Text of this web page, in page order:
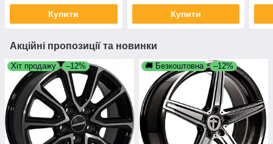
Купити Купити
Акційні пропозиції та новинки
Хіт продажу –12% 🚚 Безкоштовна –12%